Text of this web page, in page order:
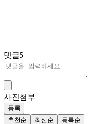
댓글5
사진첨부
등록
추천순
최신순 등록순